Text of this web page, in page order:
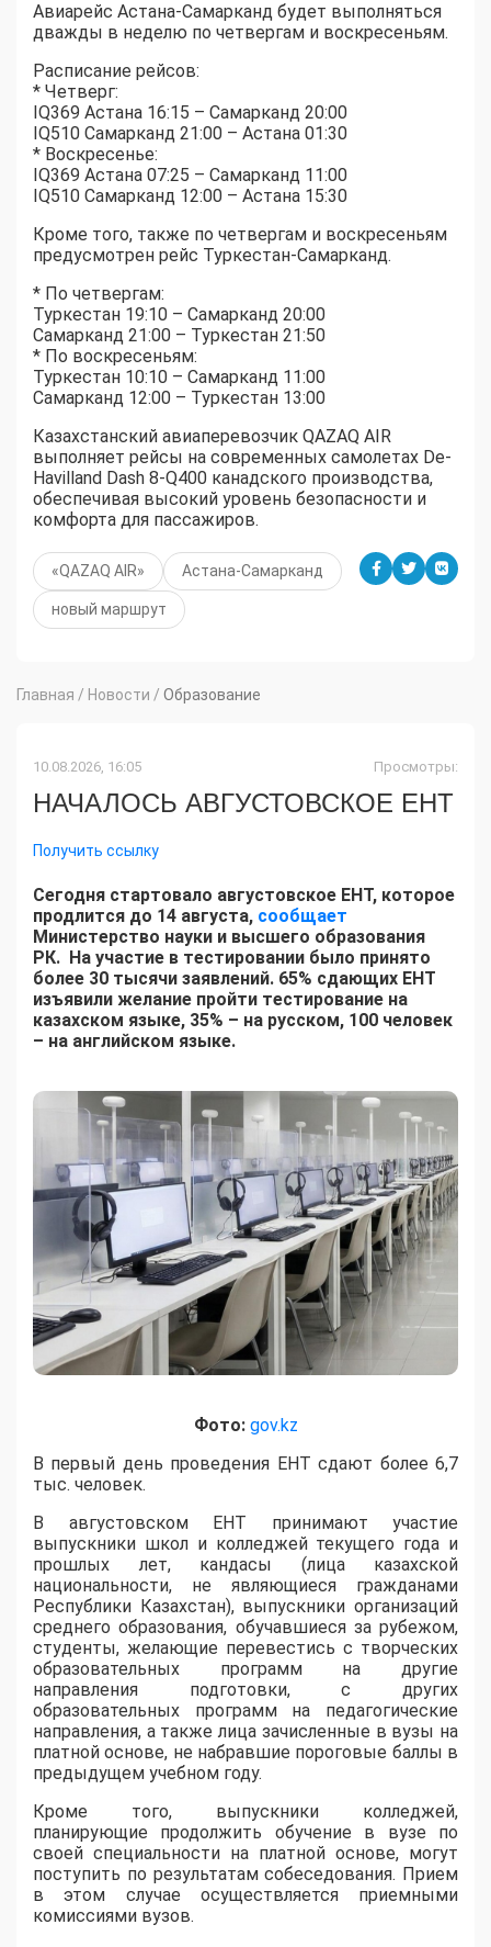
Авиарейс Астана-Самарканд будет выполняться
дважды в неделю по четвергам и воскресеньям.
Расписание рейсов:
* Четверг:
IQ369 Астана 16:15 – Самарканд 20:00
IQ510 Самарканд 21:00 – Астана 01:30
* Воскресенье:
IQ369 Астана 07:25 – Самарканд 11:00
IQ510 Самарканд 12:00 – Астана 15:30
Кроме того, также по четвергам и воскресеньям
предусмотрен рейс Туркестан-Самарканд.
* По четвергам:
Туркестан 19:10 – Самарканд 20:00
Самарканд 21:00 – Туркестан 21:50
* По воскресеньям:
Туркестан 10:10 – Самарканд 11:00
Самарканд 12:00 – Туркестан 13:00
Казахстанский авиаперевозчик QAZAQ AIR
выполняет рейсы на современных самолетах De-
Havilland Dash 8-Q400 канадского производства,
обеспечивая высокий уровень безопасности и
комфорта для пассажиров.
«QAZAQ AIR» Астана-Самарканд
новый маршрут
Главная / Новости / Образование
10.08.2026, 16:05 Просмотры:
НАЧАЛОСЬ АВГУСТОВСКОЕ ЕНТ
Получить ссылку
Сегодня стартовало августовское ЕНТ, которое
продлится до 14 августа, сообщает
Министерство науки и высшего образования
РК. На участие в тестировании было принято
более 30 тысячи заявлений. 65% сдающих ЕНТ
изъявили желание пройти тестирование на
казахском языке, 35% – на русском, 100 человек
– на английском языке.
Фото: gov.kz
В первый день проведения ЕНТ сдают более 6,7
тыс. человек.
В августовском ЕНТ принимают участие
выпускники школ и колледжей текущего года и
прошлых лет, кандасы (лица казахской
национальности, не являющиеся гражданами
Республики Казахстан), выпускники организаций
среднего образования, обучавшиеся за рубежом,
студенты, желающие перевестись с творческих
образовательных программ на другие
направления подготовки, с других
образовательных программ на педагогические
направления, а также лица зачисленные в вузы на
платной основе, не набравшие пороговые баллы в
предыдущем учебном году.
Кроме того, выпускники колледжей,
планирующие продолжить обучение в вузе по
своей специальности на платной основе, могут
поступить по результатам собеседования. Прием
в этом случае осуществляется приемными
комиссиями вузов.